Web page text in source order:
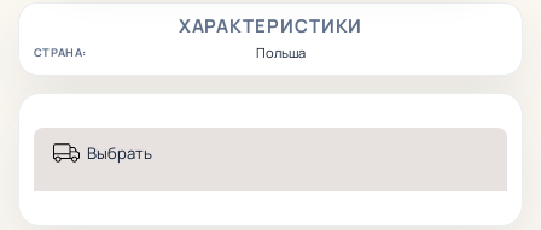
ХАРАКТЕРИСТИКИ
СТРАНА: Польша
Выбрать